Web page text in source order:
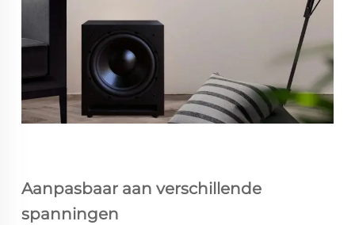
Aanpasbaar aan verschillende
spanningen